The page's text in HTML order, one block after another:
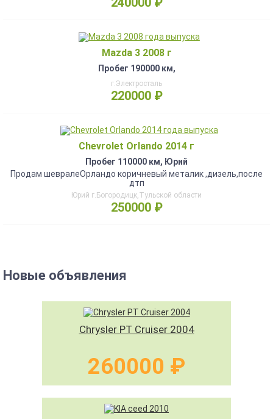
Mazda 3 2008 г
Пробег 190000 км,
г.Электросталь
220000 ₽
Chevrolet Orlando 2014 г
Пробег 110000 км, Юрий
Продам шевралеОрландо коричневый металик ,дизель,после
дтп
Юрий г.Богородицк,Тульской области
250000 ₽
Новые объявления
Chrysler PT Cruiser 2004
260000 ₽